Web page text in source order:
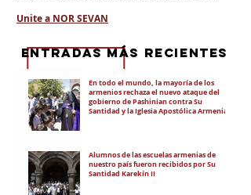
Unite a NOR SEVAN
En todo el mundo, la mayoría de los
armenios rechaza el nuevo ataque del
gobierno de Pashinian contra Su
Santidad y la Iglesia Apostólica Armenia
Alumnos de las escuelas armenias de
nuestro país fueron recibidos por Su
Santidad Karekín II
eNTRADAS MÁS RECIENTES